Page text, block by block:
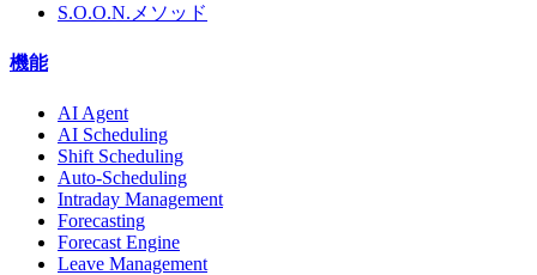
S.O.O.N.メソッド
機能
AI Agent
AI Scheduling
Shift Scheduling
Auto-Scheduling
Intraday Management
Forecasting
Forecast Engine
Leave Management